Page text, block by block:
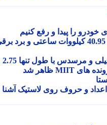
را پیدا و رفع کنیم
نیسان NX7 پلاگین هیبرید با باتری 40.95 کیلووات ساعتی و برد برقی
Smart #2؛ میکرو-برقی دو نفره جیلی و مرسدس با طول تنها 2.75
و حروف روی لاستیک آشنا